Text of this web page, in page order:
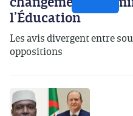
l’Éducation
Les avis divergent entre
oppositions